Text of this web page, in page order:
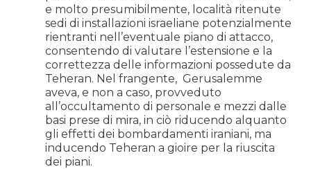
e molto presumibilmente, località ritenute
sedi di installazioni israeliane potenzialmente
rientranti nell’eventuale piano di attacco,
consentendo di valutare l’estensione e la
correttezza delle informazioni possedute da
Teheran. Nel frangente, Gerusalemme
aveva, e non a caso, provveduto
all’occultamento di personale e mezzi dalle
basi prese di mira, in ciò riducendo alquanto
gli effetti dei bombardamenti iraniani, ma
inducendo Teheran a gioire per la riuscita
dei piani.